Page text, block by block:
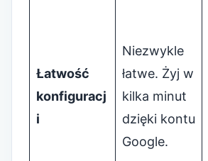
Łatwość
konfiguracj
i
Niezwykle
łatwe. Żyj w
kilka minut
dzięki kontu
Google.